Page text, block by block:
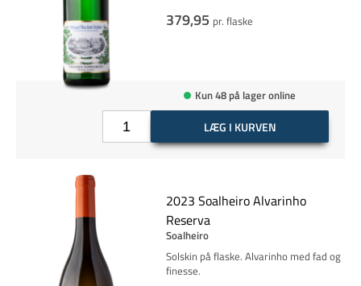
379,95 pr. flaske
Kun 48 på lager online
LÆG I KURVEN
2023 Soalheiro Alvarinho
Reserva
Soalheiro
Solskin på flaske. Alvarinho med fad og
finesse.